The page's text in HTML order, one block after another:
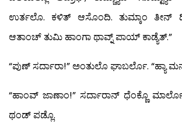
ಉರ್ತಲೊ. ಕಳಿತ್ ಆಸೊಂದಿ. ತುಮ್ಕಾಂ ತೀನ್
ಆತಾಂಚ್ ತುಮಿ ಹಾಂಗಾ ಥಾವ್ನ್ ಪಾಯ್ ಕಾಡ್ಯೆತ್.”
“ಪುಣ್ ಸರ್ದಾರಾ!” ಅಂತುಲೊ ಘಾಬರ್ಲೊ. “ಹ್ಯಾ
“ಹಾಂವ್ ಜಾಣಾಂ!” ಸರ್ದಾರಾನ್ ಧೆಂಕ್ಣೊ
ಥಂಡ್ ಪಡ್ಲೊ.